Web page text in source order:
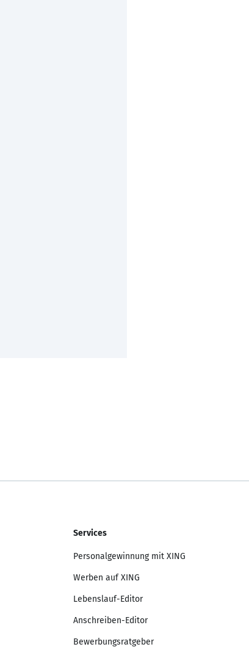
Services
Personalgewinnung mit XING
Werben auf XING
Lebenslauf-Editor
Anschreiben-Editor
Bewerbungsratgeber